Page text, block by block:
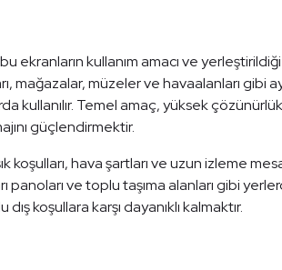
bu ekranların kullanım amacı ve
mağazalar, müzeler ve havaalanları gibi
kullanılır. Temel amaç, yüksek
güçlendirmektir.
koşulları, hava şartları ve uzun izleme
ve toplu taşıma alanları gibi
koşullara karşı dayanıklı kalmaktır.